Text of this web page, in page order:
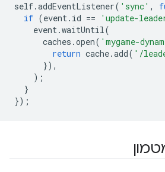
self.addEventListener( 'sync' ,
if (event. id == 'update-
event.waitUntil(
caches .open( 'mygame-
return cache.add( '/
}),
);
}
});